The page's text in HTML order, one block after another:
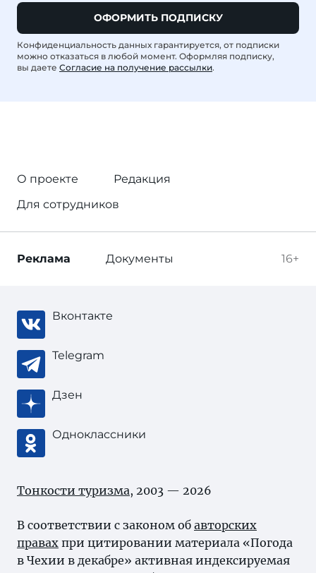
ОФОРМИТЬ ПОДПИСКУ
Конфиденциальность данных гарантируется, от подписки
можно отказаться в любой момент. Оформляя подписку,
вы даете Согласие на получение рассылки.
О проекте
Редакция
Для сотрудников
16+
Реклама Документы
Вконтакте
Telegram
Дзен
Одноклассники
Тонкости туризма, 2003 — 2026
В соответствии с законом об авторских
правах при цитировании материала «Погода
в Чехии в декабре» активная индексируемая